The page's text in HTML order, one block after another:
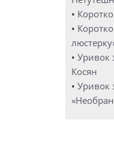
•
•
• Уривок
Косян
• Уривок